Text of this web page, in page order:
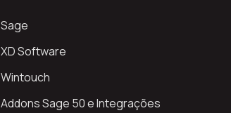
Sage
XD Software
Wintouch
Addons Sage 50 e Integrações